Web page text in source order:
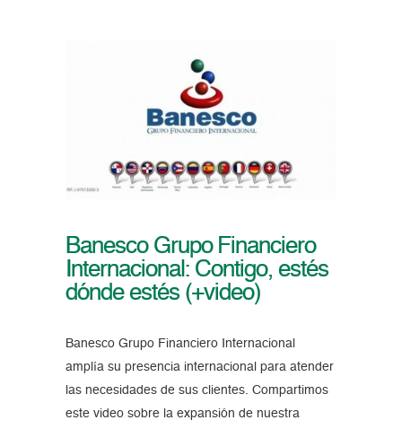
Banesco Grupo Financiero
Internacional: Contigo, estés
dónde estés (+video)
Banesco Grupo Financiero Internacional
amplía su presencia internacional para atender
las necesidades de sus clientes. Compartimos
este video sobre la expansión de nuestra